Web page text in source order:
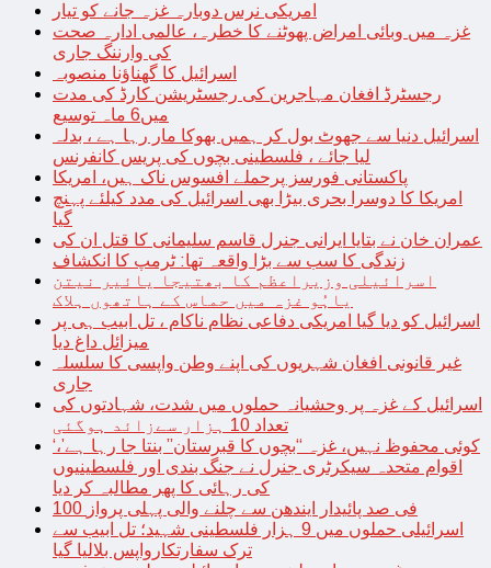
امریکی نرس دوبارہ غزہ جانے کو تیار
غزہ میں وبائی امراض پھوٹنے کا خطرہ، عالمی ادارہ صحت
کی وارننگ جاری
اسرائیل کا گھناؤنا منصوبہ
رجسٹرڈ افغان مہاجرین کی رجسٹریشن کارڈ کی مدت
میں6 ماہ توسیع
اسرائیل دنیا سے جھوٹ بول کر ہمیں بھوکا مار رہا ہے ، بدلہ
لیا جائے ، فلسطینی بچوں کی پریس کانفرنس
پاکستانی فورسز پرحملے افسوس ناک ہیں، امریکا
امریکا کا دوسرا بحری بیڑا بھی اسرائیل کی مدد کیلئے پہنچ
گیا
عمران خان نے بتایا ایرانی جنرل قاسم سلیمانی کا قتل ان کی
زندگی کا سب سے بڑا واقعہ تھا: ٹرمپ کا انکشاف
اسرائیلی وزیراعظم کا بھتیجا یائیر نیتن
یاہُو غزہ میں حماس کے ہاتھوں ہلاک
اسرائیل کو دیا گیا امریکی دفاعی نظام ناکام ، تل ابیب ہی پر
میزائل داغ دیا
غیر قانونی افغان شہریوں کی اپنے وطن واپسی کا سلسلہ
جاری
اسرائیل کے غزہ پر وحشیانہ حملوں میں شدت، شہادتوں کی
تعداد 10 ہزار سےزائد ہوگئی
‘کوئی محفوظ نہیں، غزہ “بچوں کا قبرستان” بنتا جا رہا ہے’،
اقوام متحدہ سیکرٹری جنرل نے جنگ بندی اور فلسطینیوں
کی رہائی کا پھر مطالبہ کر دیا
100 فی صد پائیدار ایندھن سے چلنے والی پہلی پرواز
اسرائیلی حملوں میں 9 ہزار فلسطینی شہید؛ تل ابیب سے
ترک سفارتکارواپس بلالیا گیا